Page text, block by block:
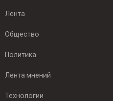
Лента
Общество
Политика
Лента мнений
Технологии